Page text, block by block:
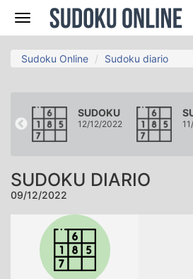
Navegación
Sudoku Online Sudoku diario
SUDOKU
12/12/2022
SUDOKU DIARIO
09/12/2022